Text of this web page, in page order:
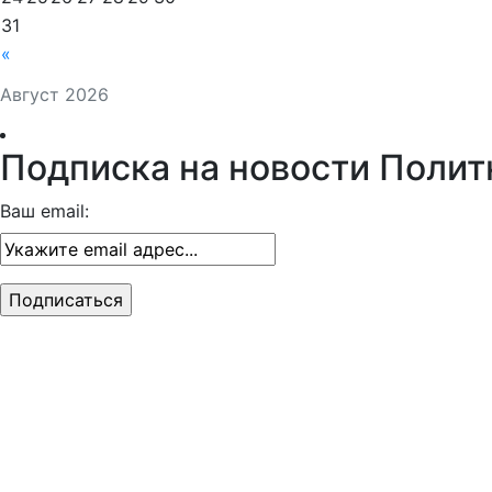
Август 2026
«
31
Подписка на новости
Ваш email: